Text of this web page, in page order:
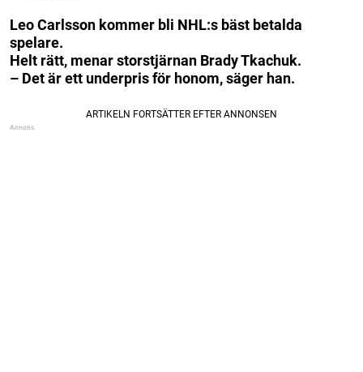
Leo Carlsson kommer bli NHL:s bäst betalda
spelare.
Helt rätt, menar storstjärnan Brady Tkachuk.
– Det är ett underpris för honom, säger han.